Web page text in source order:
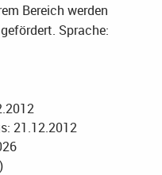
Bereich werden
Sprache:
21.12.2012